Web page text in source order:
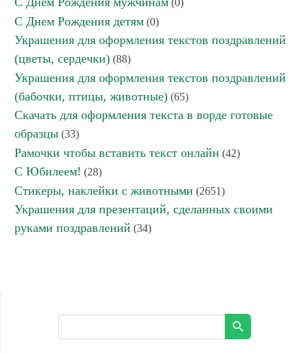
(0)
С Днем Рождения детям (0)
Украшения для оформления текстов поздравлений
(цветы, сердечки) (88)
Украшения для оформления текстов поздравлений
(бабочки, птицы, животные) (65)
Скачать для оформления текста в ворде готовые
образцы (33)
Рамочки чтобы вставить текст онлайн (42)
С Юбилеем! (28)
Стикеры, наклейки с животными (2651)
Украшения для презентаций, сделанных своими
руками поздравлений (34)